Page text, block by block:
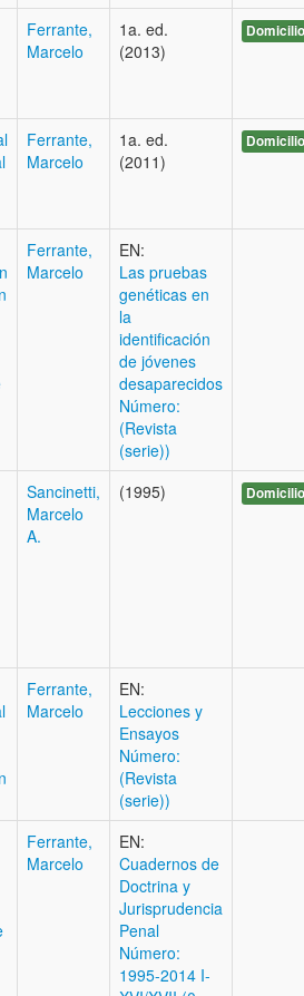
Ferrante,
Marcelo
1a. ed.
(2013)
Domicilio
Ferrante,
Marcelo
1a. ed.
(2011)
Domicilio
Ferrante,
Marcelo
EN:
Las pruebas
genéticas en
la
identificación
de jóvenes
desaparecidos
Número:
(Revista
(serie))
Sancinetti,
Marcelo
A.
(1995) Domicilio
Ferrante,
Marcelo
EN:
Lecciones y
Ensayos
Número:
(Revista
(serie))
Ferrante,
Marcelo
EN:
Cuadernos de
Doctrina y
Jurisprudencia
Penal
Número:
1995-2014 I-